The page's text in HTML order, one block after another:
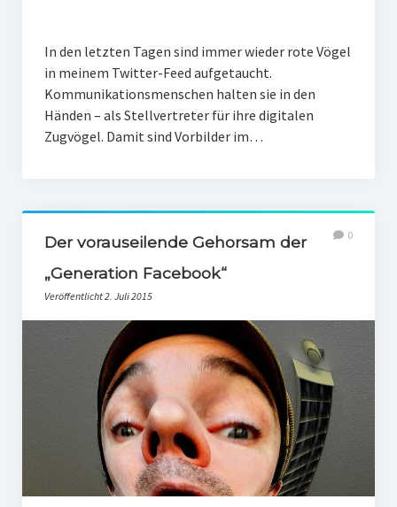
Wasserknappheit in Deutschland
Klimaneutrales Tanken
Zukunft der Bildung
In den letzten Tagen sind immer wieder rote Vögel
in meinem Twitter-Feed aufgetaucht.
Kommunikationsmenschen halten sie in den
Händen – als Stellvertreter für ihre digitalen
Zugvögel. Damit sind Vorbilder im…
Der vorauseilende Gehorsam der
„Generation Facebook“
Veröffentlicht 2. Juli 2015
0